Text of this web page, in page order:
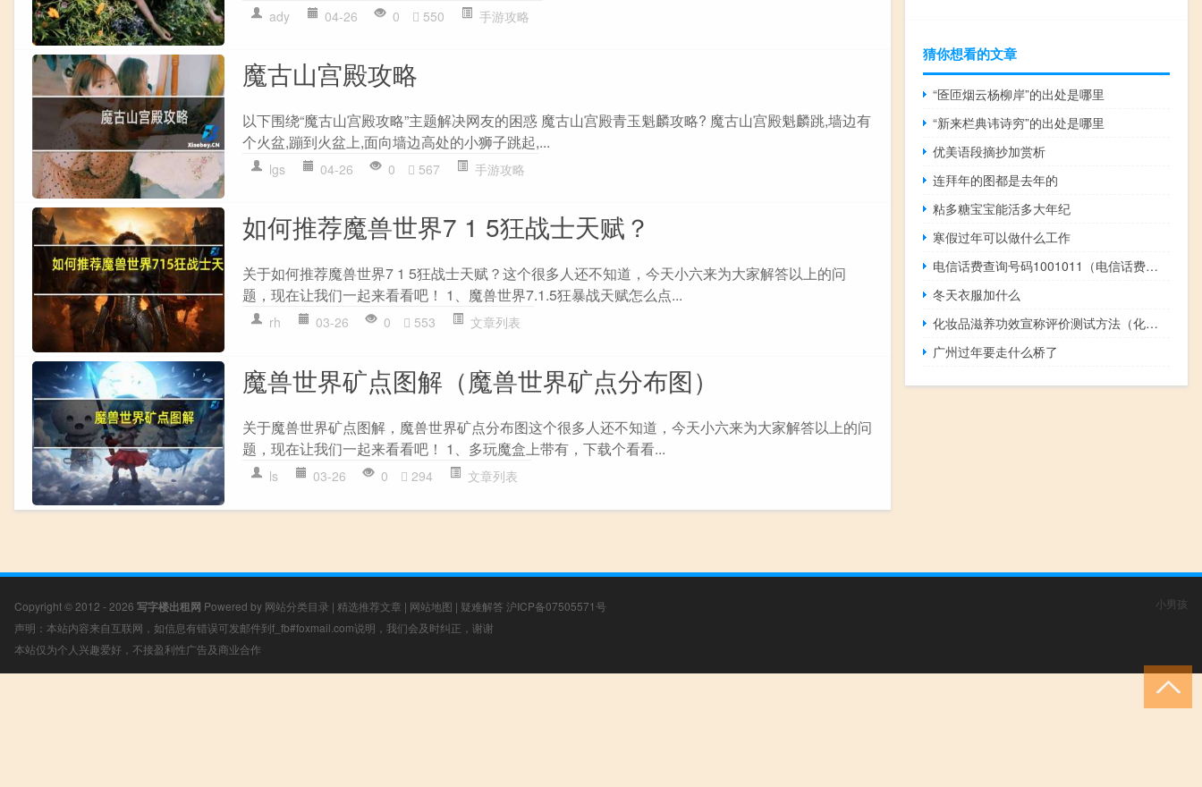
ady 04-26 0 550 手游攻略
魔古山宫殿攻略
以下围绕“魔古山宫殿攻略”主题解决网友的困惑 魔古山宫殿青玉魁麟攻略? 魔古山宫殿魁麟跳,墙边有
个火盆,蹦到火盆上,面向墙边高处的小狮子跳起,...
lgs 04-26 0 567 手游攻略
如何推荐魔兽世界7 1 5狂战士天赋？
关于如何推荐魔兽世界7 1 5狂战士天赋？这个很多人还不知道，今天小六来为大家解答以上的问
题，现在让我们一起来看看吧！ 1、魔兽世界7.1.5狂暴战天赋怎么点...
rh 03-26 0 553 文章列表
魔兽世界矿点图解（魔兽世界矿点分布图）
关于魔兽世界矿点图解，魔兽世界矿点分布图这个很多人还不知道，今天小六来为大家解答以上的问
题，现在让我们一起来看看吧！ 1、多玩魔盒上带有，下载个看看...
ls 03-26 0 294 文章列表
猜你想看的文章
“匼匝烟云杨柳岸”的出处是哪里
“新来栏典讳诗穷”的出处是哪里
优美语段摘抄加赏析
连拜年的图都是去年的
粘多糖宝宝能活多大年纪
寒假过年可以做什么工作
电信话费查询号码1001011（电信话费查询）
冬天衣服加什么
化妆品滋养功效宣称评价测试方法（化妆品功效评价简介）
广州过年要走什么桥了
Copyright © 2012 - 2026 写字楼出租网 Powered by 网站分类目录 | 精选推荐文章 | 网站地图 | 疑难解答 沪ICP备07505571号
声明：本站内容来自互联网，如信息有错误可发邮件到f_fb#foxmail.com说明，我们会及时纠正，谢谢
本站仅为个人兴趣爱好，不接盈利性广告及商业合作
小男孩